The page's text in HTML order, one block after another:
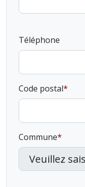
Téléphone
Code postal
Commune